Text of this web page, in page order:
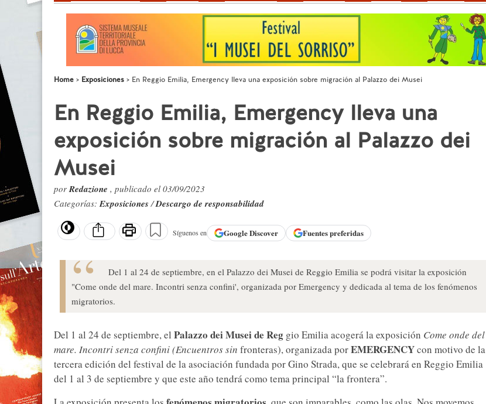
Home Exposiciones En Reggio Emilia, Emergency lleva una exposición sobre migración al Palazzo dei Musei
En Reggio Emilia, Emergency lleva una
exposición sobre migración al Palazzo dei
Musei
porRedazione , publicado el 03/09/2023
Categorías:Exposiciones/Descargo de responsabilidad
Síguenos en GoogleDiscover Fuentes preferidas
Del 1 al 24 de septiembre, en el Palazzo dei Musei de Reggio Emilia se podrá visitar la exposición
"Come onde del mare. Incontri senza confini', organizada por Emergency y dedicada al tema de los fenómenos
migratorios.
Del 1 al 24 de septiembre, el Palazzo dei Musei de Reg gio Emilia acogerá la exposición Come onde del
mare. Incontri senza confini (Encuentros sin fronteras), organizada porEMERGENCYcon motivo de la
tercera edición del festival de la asociación fundada por Gino Strada, que se celebrará en Reggio Emilia
del 1 al 3 de septiembre y que este año tendrá como tema principal “la frontera”.